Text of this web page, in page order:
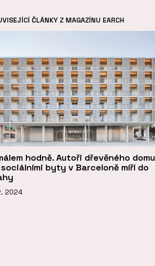
ČLÁNKY Z MAGAZÍNU EARCH
hodně. Autoři dřevěného domu
byty v Barceloně míří do
2024